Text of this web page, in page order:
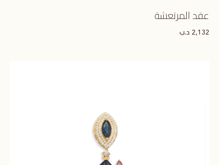
عقد المرتعشة
2,132 د.ب